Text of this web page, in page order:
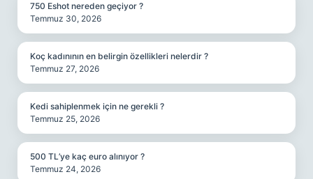
750 Eshot nereden geçiyor ?
Temmuz 30, 2026
Koç kadınının en belirgin özellikleri nelerdir ?
Temmuz 27, 2026
Kedi sahiplenmek için ne gerekli ?
Temmuz 25, 2026
500 TL’ye kaç euro alınıyor ?
Temmuz 24, 2026